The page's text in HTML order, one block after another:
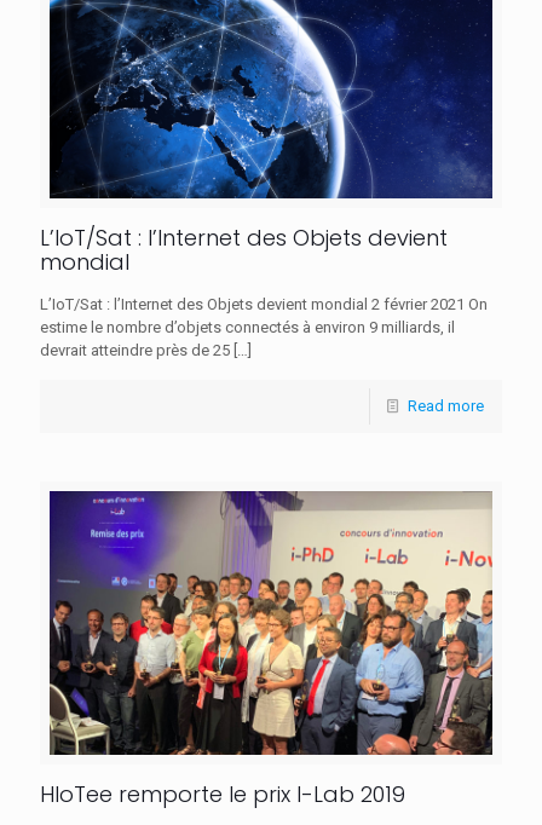
L’IoT/Sat : l’Internet des Objets devient
mondial
L’IoT/Sat : l’Internet des Objets devient mondial 2 février 2021 On
estime le nombre d’objets connectés à environ 9 milliards, il
devrait atteindre près de 25 […]
Read more
HIoTee remporte le prix I-Lab 2019